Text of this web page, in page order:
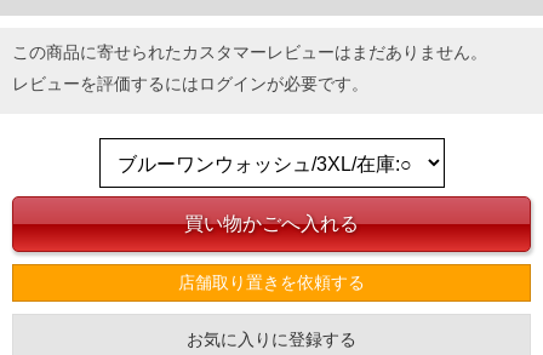
この商品に寄せられたカスタマーレビューはまだありません。
レビューを評価するにはログインが必要です。
店舗取り置きを依頼する
お気に入りに登録する